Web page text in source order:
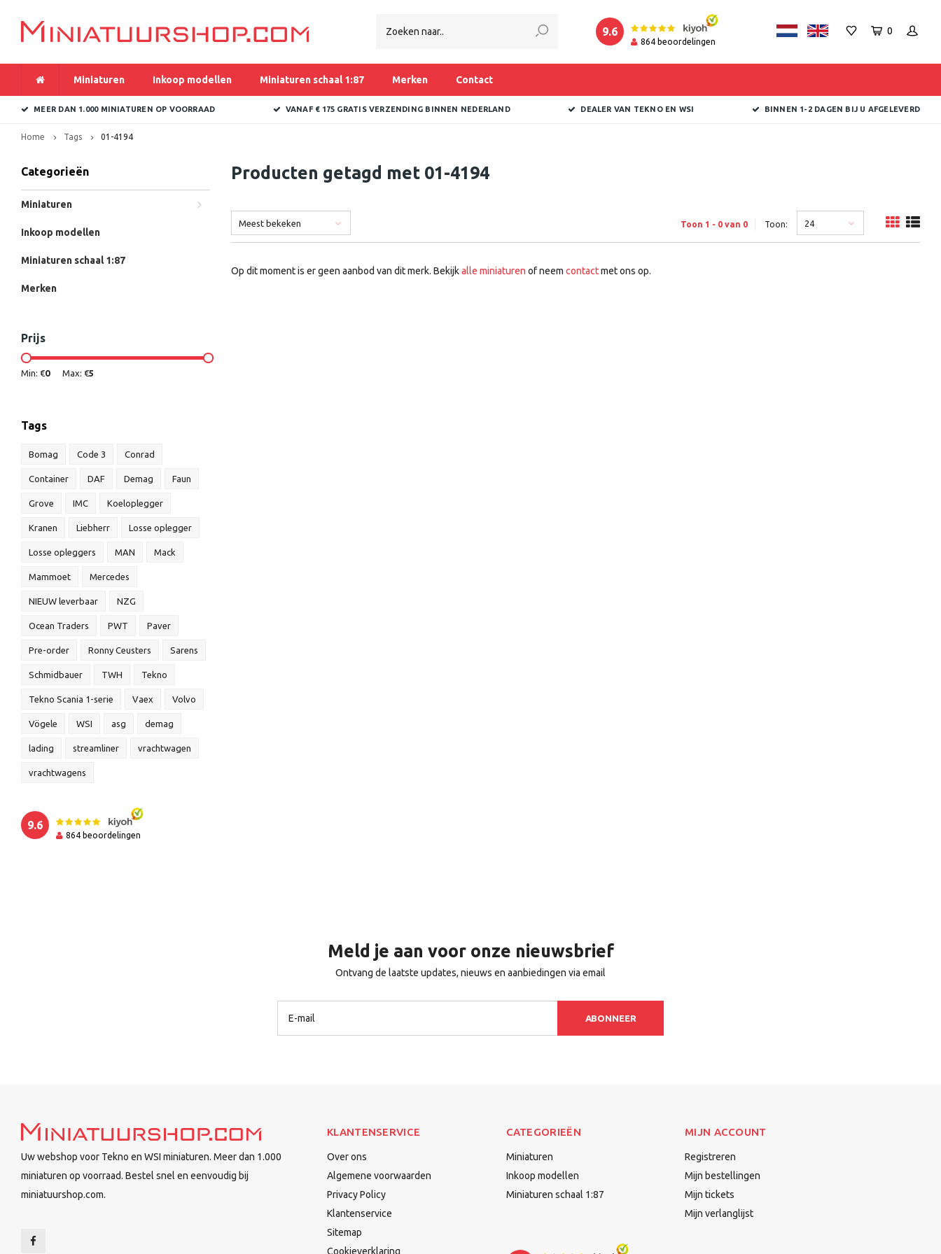
9.6
864 beoordelingen
0
Miniaturen Inkoop modellen Miniaturen schaal 1:87 Merken Contact
MEER DAN 1.000 MINIATUREN OP VOORRAAD VANAF € 175 GRATIS VERZENDING BINNEN NEDERLAND DEALER VAN TEKNO EN WSI BINNEN 1-2 DAGEN BIJ U AFGELEVERD
Home Tags 01-4194
Categorieën
Miniaturen
Inkoop modellen
Miniaturen schaal 1:87
Merken
Prijs
Min: €0 Max: €5
Tags
Bomag Code 3 Conrad
Container DAF Demag Faun
Grove IMC Koeloplegger
Kranen Liebherr Losse oplegger
Losse opleggers MAN Mack
Mammoet Mercedes
NIEUW leverbaar NZG
Ocean Traders PWT Paver
Pre-order Ronny Ceusters Sarens
Schmidbauer TWH Tekno
Tekno Scania 1-serie Vaex Volvo
Vögele WSI asg demag
lading streamliner vrachtwagen
vrachtwagens
9.6
864 beoordelingen
Producten getagd met 01-4194
Meest bekeken Toon 1 - 0 van 0 Toon: 24
Op dit moment is er geen aanbod van dit merk. Bekijkalle miniaturen of neem contactmet ons op.
Meld je aan voor onze nieuwsbrief
Ontvang de laatste updates, nieuws en aanbiedingen via email
ABONNEER
Uw webshop voor Tekno en WSI miniaturen. Meer dan 1.000
miniaturen op voorraad. Bestel snel en eenvoudig bij
miniatuurshop.com.
KLANTENSERVICE
Over ons
Algemene voorwaarden
Privacy Policy
Klantenservice
Sitemap
Cookieverklaring
CATEGORIEËN
Miniaturen
Inkoop modellen
Miniaturen schaal 1:87
MIJN ACCOUNT
Registreren
Mijn bestellingen
Mijn tickets
Mijn verlanglijst